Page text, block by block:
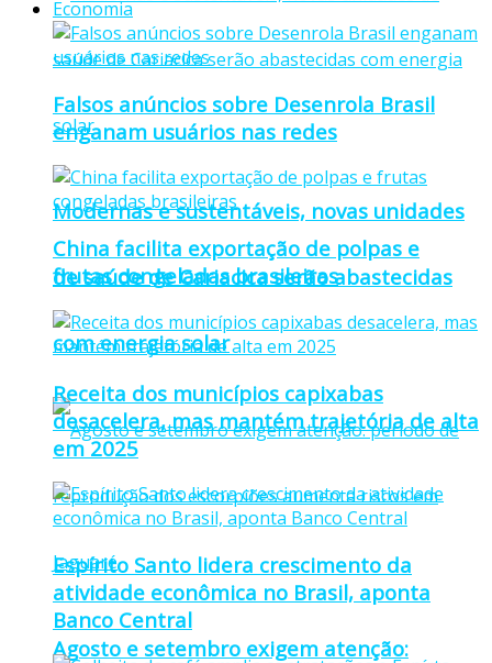
Modernas e sustentáveis, novas unidades
de saúde de Cariacica serão abastecidas
com energia solar
Agosto e setembro exigem atenção:
Economia
Falsos anúncios sobre Desenrola Brasil
enganam usuários nas redes
China facilita exportação de polpas e
frutas congeladas brasileiras
Receita dos municípios capixabas
desacelera, mas mantém trajetória de alta
em 2025
Espírito Santo lidera crescimento da
atividade econômica no Brasil, aponta
Banco Central